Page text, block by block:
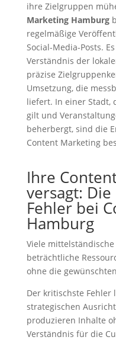
ihre Zielgruppen
Marketing Hamburg
regelmäßige
Social-Media-Posts.
Verständnis der
präzise
Umsetzung, die
liefert. In einer Stadt,
gilt und
beherbergt, sind die
Content Marketing
Ihre
versagt:
Fehler bei
Hamburg
Viele
beträchtliche
ohne die
Der kritischste
strategischen
produzieren Inhalte
Verständnis für die